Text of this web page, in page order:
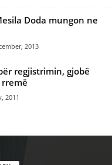
Doda mungon ne
2013
regjistrimin, gjobë
2011